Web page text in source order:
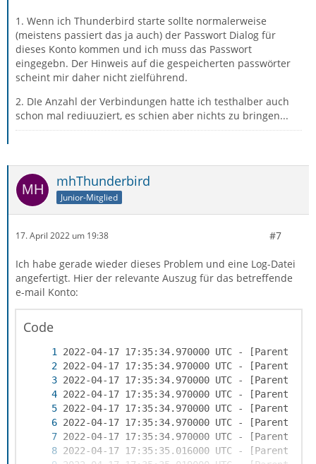
1. Wenn ich Thunderbird starte sollte normalerweise
(meistens passiert das ja auch) der Passwort Dialog für
dieses Konto kommen und ich muss das Passwort
eingegebn. Der Hinweis auf die gespeicherten passwörter
scheint mir daher nicht zielführend.
2. DIe Anzahl der Verbindungen hatte ich testhalber auch
schon mal rediuuziert, es schien aber nichts zu bringen...
mhThunderbird
Junior-Mitglied
17. April 2022 um 19:38 #7
Ich habe gerade wieder dieses Problem und eine Log-Datei
angefertigt. Hier der relevante Auszug für das betreffende
e-mail Konto:
Code